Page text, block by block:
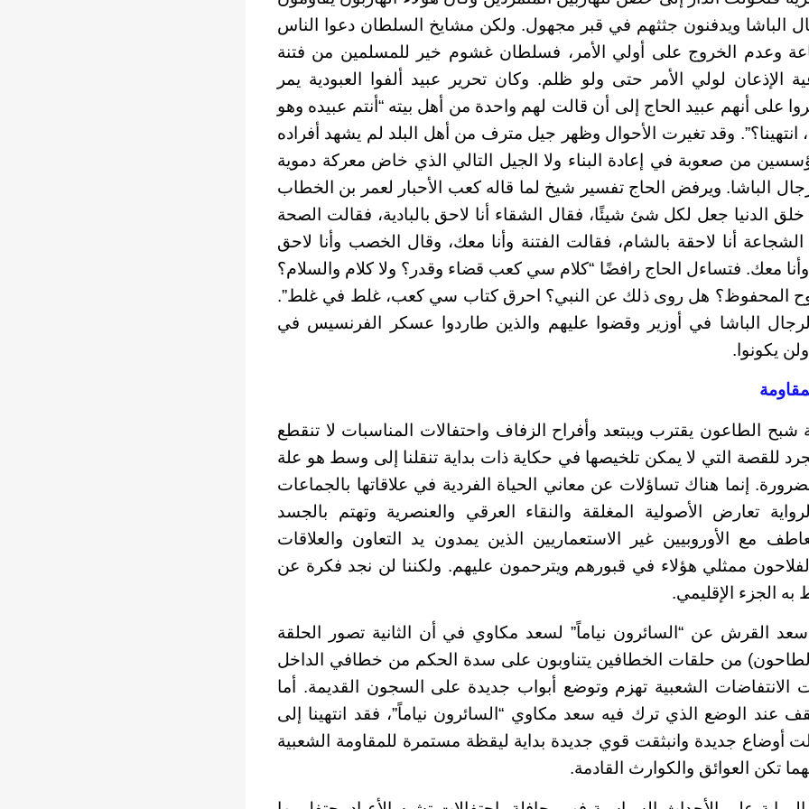
الباشا ويدفنون جثثهم في قبر مجهول. ولكن مشايخ السلطان دعوا الناس
وعدم الخروج على أولي الأمر، فسلطان غشوم خير للمسلمين من فتنة
الإذعان لولي الأمر حتى ولو ظلم. وكان تحرير عبيد ألفوا العبودية يمر
على أنهم عبيد الحاج إلى أن قالت لهم واحدة من أهل بيته “أنتم عبيده وهو
انتهينا؟”. وقد تغيرت الأحوال وظهر جيل مترف من أهل البلد لم يشهد أفراده
من صعوبة في إعادة البناء ولا الجيل التالي الذي خاض معركة دموية
الباشا. ويرفض الحاج تفسير شيخ لما قاله كعب الأحبار لعمر بن الخطاب
الدنيا جعل لكل شئ شيئًا، فقال الشقاء أنا لاحق بالبادية، فقالت الصحة
أنا لاحقة بالشام، فقالت الفتنة وأنا معك، وقال الخصب وأنا لاحق
معك. فتساءل الحاج رافضًا “كلام سي كعب قضاء وقدر؟ ولا كلام والسلام؟
المحفوظ؟ هل روى ذلك عن النبي؟ احرق كتاب سي كعب، غلط في غلط”.
الباشا في أوزير وقضوا عليهم والذين طاردوا عسكر الفرنسيس في
يكونوا.
الطاعون يقترب ويبتعد وأفراح الزفاف واحتفالات المناسبات لا تنقطع
للقصة التي لا يمكن تلخيصها في حكاية ذات بداية تنقلنا إلى وسط هو علة
إنما هناك تساؤلات عن معاني الحياة الفردية في علاقاتها بالجماعات
تعارض الأصولية المغلقة والنقاء العرقي والعنصرية وتهتم بالجسد
مع الأوروبيين غير الاستعماريين الذين يمدون يد التعاون والعلاقات
الفلاحون ممثلي هؤلاء في قبورهم ويترحمون عليهم. ولكننا لن نجد فكرة عن
الجزء الإقليمي.
القرش عن “السائرون نياماً” لسعد مكاوي في أن الثانية تصور الحلقة
من حلقات الخطافين يتناوبون على سدة الحكم من خطافي الداخل
الانتفاضات الشعبية تهزم وتوضع أبواب جديدة على السجون القديمة. أما
تقف عند الوضع الذي ترك فيه سعد مكاوي “السائرون نياماً”، فقد انتهينا إلى
أوضاع جديدة وانبثقت قوي جديدة بداية ليقظة مستمرة للمقاومة الشعبية
تكن العوائق والكوارث القادمة.